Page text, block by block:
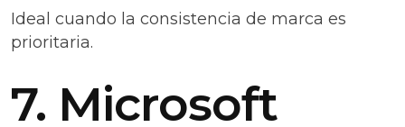
Ideal cuando la consistencia de marca es
prioritaria.
7. Microsoft